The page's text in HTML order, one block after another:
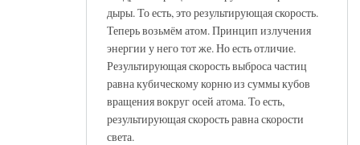
дыры. То есть, это результирующая скорость.
Теперь возьмём атом. Принцип излучения
энергии у него тот же. Но есть отличие.
Результирующая скорость выброса частиц
равна кубическому корню из суммы кубов
вращения вокруг осей атома. То есть,
результирующая скорость равна скорости
света.